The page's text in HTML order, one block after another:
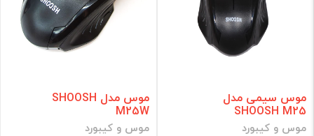
موس سیمی مدل
SHOOSH M25
موس و کیبورد
موس مدل SHOOSH
M25W
موس و کیبورد